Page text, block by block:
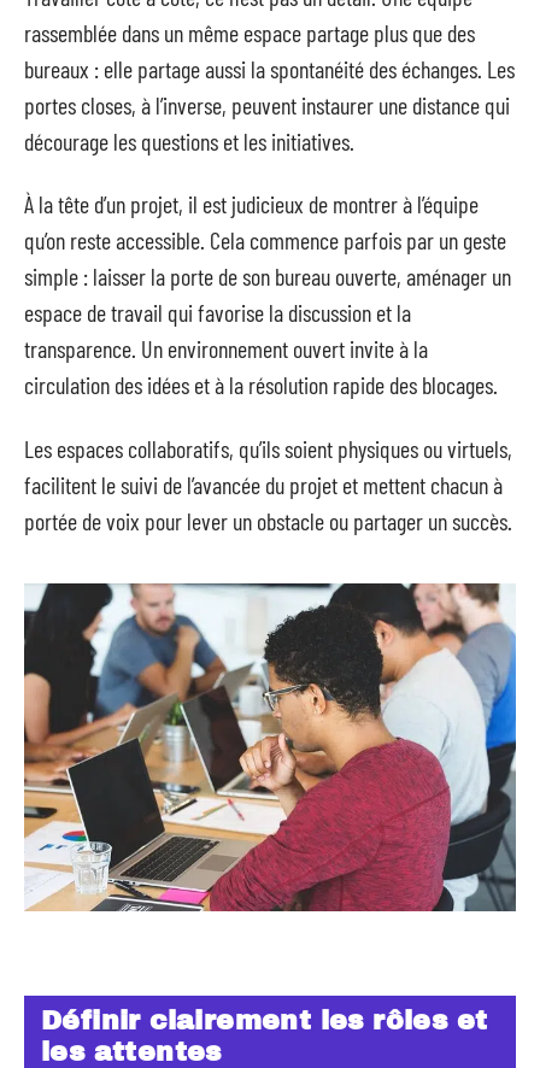
rassemblée dans un même espace partage plus que des
bureaux : elle partage aussi la spontanéité des échanges. Les
portes closes, à l’inverse, peuvent instaurer une distance qui
décourage les questions et les initiatives.
À la tête d’un projet, il est judicieux de montrer à l’équipe
qu’on reste accessible. Cela commence parfois par un geste
simple : laisser la porte de son bureau ouverte, aménager un
espace de travail qui favorise la discussion et la
transparence. Un environnement ouvert invite à la
circulation des idées et à la résolution rapide des blocages.
Les espaces collaboratifs, qu’ils soient physiques ou virtuels,
facilitent le suivi de l’avancée du projet et mettent chacun à
portée de voix pour lever un obstacle ou partager un succès.
Définir clairement les rôles et
les attentes